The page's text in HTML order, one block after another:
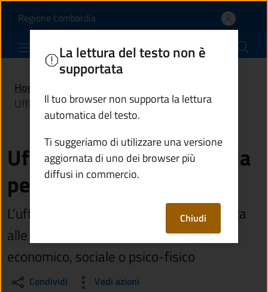
Ufficio servizi sociali e
Regione Lombardia(apre in un'altra scheda).
Comune di Edolo
Home
Ufficio servizi sociali e alla persona
Ufficio servizi sociali e alla
persona
L’ufficio si occupa dei servizi di assistenza
alle persone in condizione di disagio
economico, sociale o psico-fisico
Condividi Vedi azioni
La lettura del testo non è
supportata
Il tuo browser non supporta la lettura
automatica del testo.
Ti suggeriamo di utilizzare una versione
aggiornata di uno dei browser più
diffusi in commercio.
Chiudi